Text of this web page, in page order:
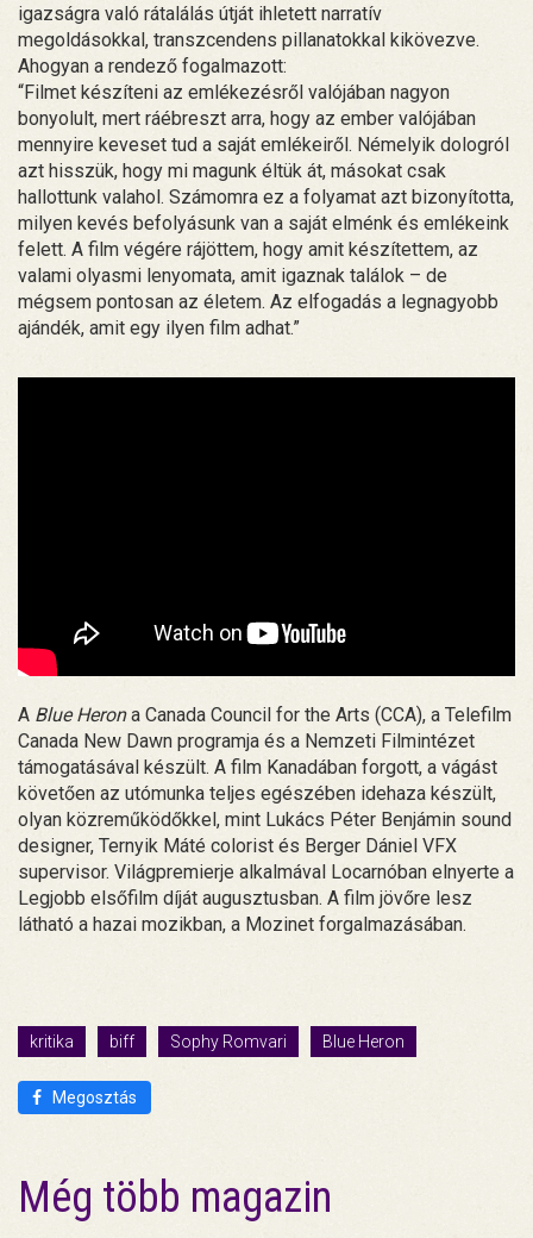
igazságra való rátalálás útját ihletett narratív
megoldásokkal, transzcendens pillanatokkal kikövezve.
Ahogyan a rendező fogalmazott:
“Filmet készíteni az emlékezésről valójában nagyon
bonyolult, mert ráébreszt arra, hogy az ember valójában
mennyire keveset tud a saját emlékeiről. Némelyik dologról
azt hisszük, hogy mi magunk éltük át, másokat csak
hallottunk valahol. Számomra ez a folyamat azt bizonyította,
milyen kevés befolyásunk van a saját elménk és emlékeink
felett. A film végére rájöttem, hogy amit készítettem, az
valami olyasmi lenyomata, amit igaznak találok – de
mégsem pontosan az életem. Az elfogadás a legnagyobb
ajándék, amit egy ilyen film adhat.”
A Blue Herona Canada Council for the Arts (CCA), a Telefilm
Canada New Dawn programja és a Nemzeti Filmintézet
támogatásával készült. A film Kanadában forgott, a vágást
követően az utómunka teljes egészében idehaza készült,
olyan közreműködőkkel, mint Lukács Péter Benjámin sound
designer, Ternyik Máté colorist és Berger Dániel VFX
supervisor. Világpremierje alkalmával Locarnóban elnyerte a
Legjobb elsőfilm díját augusztusban. A film jövőre lesz
látható a hazai mozikban, a Mozinet forgalmazásában.
kritika biff Sophy Romvari Blue Heron
Megosztás
Még több magazin